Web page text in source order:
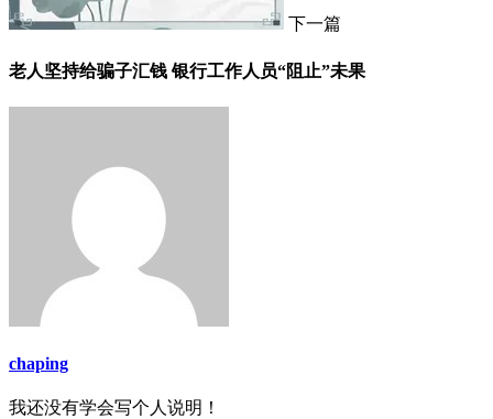
下一篇
老人坚持给骗子汇钱 银行工作人员“阻止”未果
chaping
我还没有学会写个人说明！